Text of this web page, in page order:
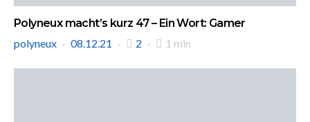
Polyneux macht’s kurz 47 – Ein Wort: Gamer
polyneux
08.12.21 2 1 min